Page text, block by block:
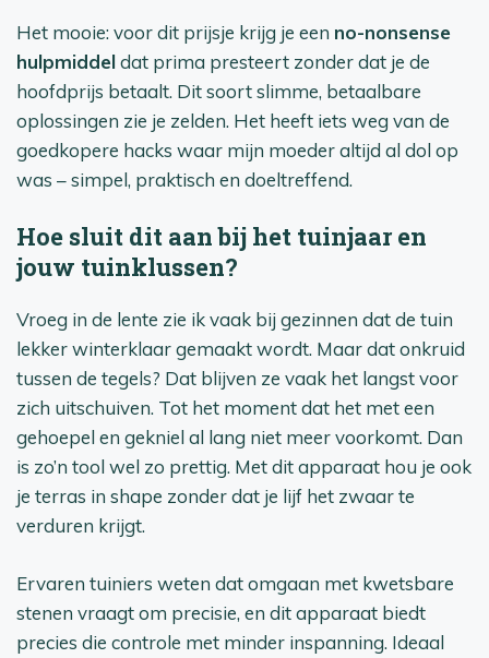
Het mooie: voor dit prijsje krijg je een no-nonsense
hulpmiddeldat prima presteert zonder dat je de
hoofdprijs betaalt. Dit soort slimme, betaalbare
oplossingen zie je zelden. Het heeft iets weg van de
goedkopere hacks waar mijn moeder altijd al dol op
was – simpel, praktisch en doeltreffend.
Hoe sluit dit aan bij het tuinjaar en
jouw tuinklussen?
Vroeg in de lente zie ik vaak bij gezinnen dat de tuin
lekker winterklaar gemaakt wordt. Maar dat onkruid
tussen de tegels? Dat blijven ze vaak het langst voor
zich uitschuiven. Tot het moment dat het met een
gehoepel en gekniel al lang niet meer voorkomt. Dan
is zo’n tool wel zo prettig. Met dit apparaat hou je ook
je terras in shape zonder dat je lijf het zwaar te
verduren krijgt.
Ervaren tuiniers weten dat omgaan met kwetsbare
stenen vraagt om precisie, en dit apparaat biedt
precies die controle met minder inspanning. Ideaal